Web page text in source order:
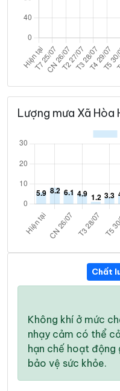
Lượng mưa Xã Hòa
Chất
Không khí ở mức
nhạy cảm có thể
hạn chế hoạt
bảo vệ sức khỏe.